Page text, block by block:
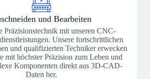
und Bearbeiten
Präzisionstechnik mit unseren CNC-
Unsere fortschrittlichen
und qualifizierten Techniker erwecken
mit höchster Präzision zum Leben und
Komponenten direkt aus 3D-CAD-
Daten her.